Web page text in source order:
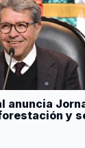
anuncia
y